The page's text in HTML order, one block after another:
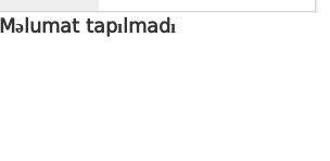
Məlumat tapılmadı